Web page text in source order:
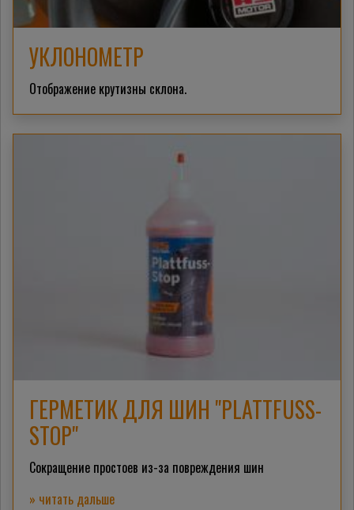
УКЛОНОМЕТР
Отображение крутизны склона.
ГЕРМЕТИК ДЛЯ ШИН "PLATTFUSS-
STOP"
Сокращение простоев из-за повреждения шин
» читать дальше